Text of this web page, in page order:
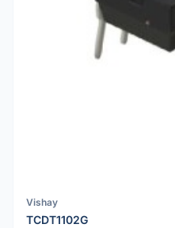
Vishay
TCDT1102G